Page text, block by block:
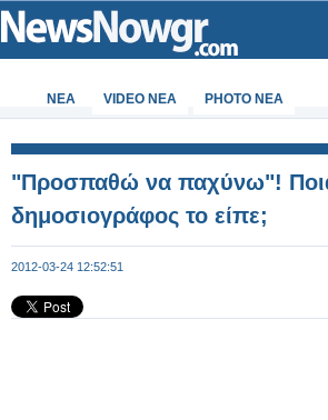
ΝΕΑ VIDEO NEA PHOTO NEA
"Προσπαθώ να παχύνω"!
δημοσιογράφος το είπε;
2012-03-24 12:52:51